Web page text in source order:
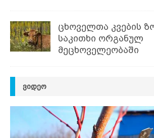
ცხოველთა კვების
საკითხი ორგანულ
მეცხოველეობაში
ᲕᲘᲓᲔᲝ